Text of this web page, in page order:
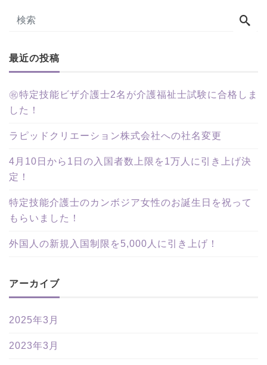
最近の投稿
㊗特定技能ビザ介護士2名が介護福祉士試験に合格しま
した！
ラピッドクリエーション株式会社への社名変更
4月10日から1日の入国者数上限を1万人に引き上げ決
定！
特定技能介護士のカンボジア女性のお誕生日を祝って
もらいました！
外国人の新規入国制限を5,000人に引き上げ！
アーカイブ
2025年3月
2023年3月